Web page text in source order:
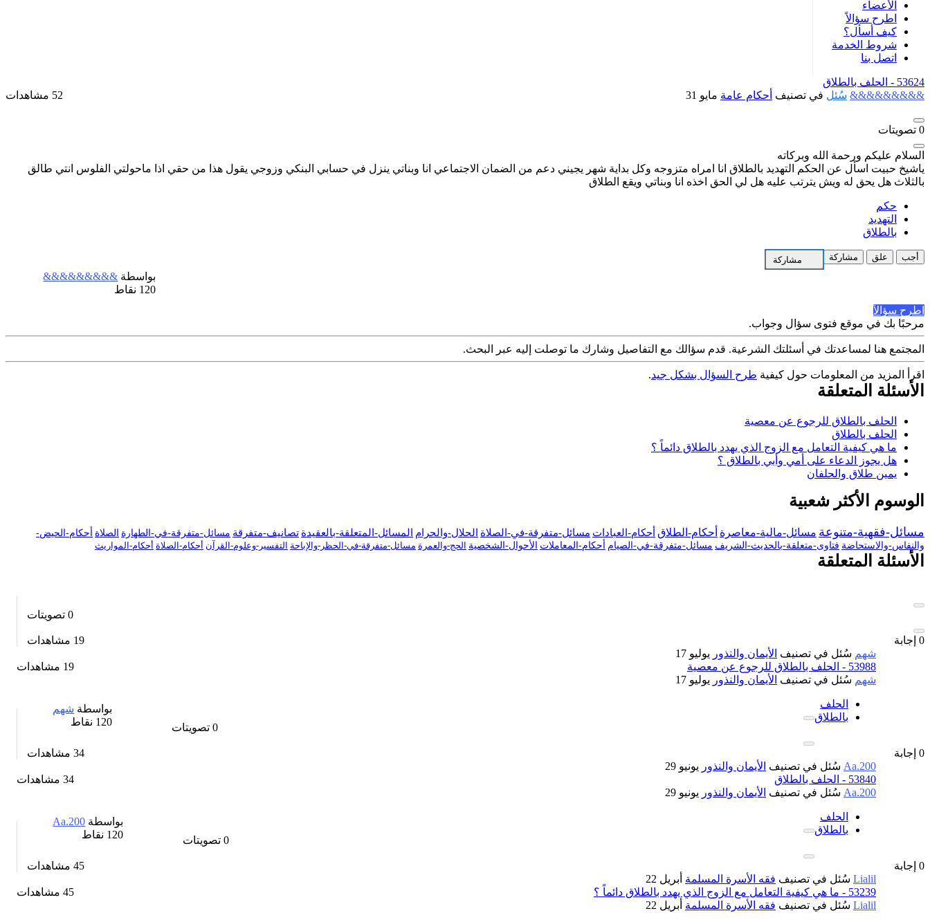
الأعضاء
اطرح سؤالاً
كيف أسأل؟
شروط الخدمة
اتصل بنا
53624 -
الحلف بالطلاق
&&&&&&&&& سُئل في تصنيف أحكام عامة مايو 31 52 مشاهدات
0 تصويتات
السلام عليكم ورحمة الله وبركاته
ياشيخ حبيت اسأل عن الحكم التهديد بالطلاق انا امراه متزوجه وكل بداية شهر يجيني دعم من الضمان الاجتماعي انا وبناتي ينزل في حسابي البنكي وزوجي يقول هذا من حقي اذا ماحولتي الفلوس انتي طالق
بالثلاث هل يحق له ويش يترتب عليه هل لي الحق اخذه انا وبناتي ويقع الطلاق
حكم
التهديد
بالطلاق
بواسطة &&&&&&&&&
120 نقاط
أجب علق مشاركة مشاركة
اطرح سؤالاً
مرحبًا بك في موقع فتوى سؤال وجواب.
المجتمع هنا لمساعدتك في أسئلتك الشرعية. قدم سؤالك مع التفاصيل وشارك ما توصلت إليه عبر البحث.
اقرأ المزيد من المعلومات حول كيفية طرح السؤال بشكل جيد.
الأسئلة المتعلقة
الحلف بالطلاق للرجوع عن معصية
الحلف بالطلاق
ما هي كيفية التعامل مع الزوج الذي يهدد بالطلاق دائماً ؟
هل يجوز الدعاء على أمي وأبي بالطلاق ؟
يمين طلاق والحلفان
الوسوم الأكثر شعبية
مسائل-فقهية-متنوعة مسائل-مالية-معاصرة أحكام-الطلاق أحكام-العبادات مسائل-متفرقة-في-الصلاة الحلال-والحرام المسائل-المتعلقة-بالعقيدة تصانيف-متفرقة مسائل-متفرقة-في-الطهارة الصلاة أحكام-الحيض-
والنفاس-والاستحاضة فتاوى-متعلقة-بالحديث-الشريف مسائل-متفرقة-في-الصيام أحكام-المعاملات الأحوال-الشخصية الحج-والعمرة مسائل-متفرقة-في-الحظر-والإباحة التفسير-وعلوم-القرآن أحكام-الصلاة أحكام-المواريث
الأسئلة المتعلقة
0 تصويتات
0 إجابة 19 مشاهدات
شهم سُئل في تصنيف الأيمان والنذور يوليو 17
19 مشاهدات
53988 - الحلف بالطلاق للرجوع عن معصية
شهم سُئل في تصنيف الأيمان والنذور يوليو 17
بواسطة شهم
120 نقاط
الحلف
بالطلاق
0تصويتات
0 إجابة 34 مشاهدات
Aa.200 سُئل في تصنيف الأيمان والنذور يونيو 29
34 مشاهدات
53840 - الحلف بالطلاق
Aa.200 سُئل في تصنيف الأيمان والنذور يونيو 29
بواسطة Aa.200
120 نقاط
الحلف
بالطلاق
0تصويتات
0 إجابة 45 مشاهدات
Lialil سُئل في تصنيف فقه الأسرة المسلمة أبريل 22
45 مشاهدات
53239 - ما هي كيفية التعامل مع الزوج الذي يهدد بالطلاق دائماً ؟
Lialil سُئل في تصنيف فقه الأسرة المسلمة أبريل 22